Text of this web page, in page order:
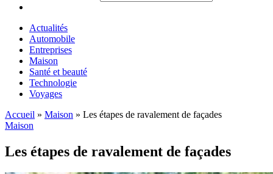
Actualités
Automobile
Entreprises
Maison
Santé et beauté
Technologie
Voyages
Accueil » Maison » Les étapes de ravalement de façades
Maison
Les étapes de ravalement de façades